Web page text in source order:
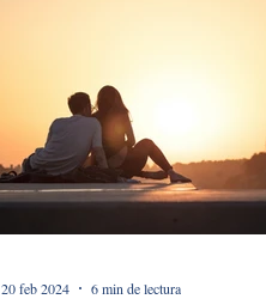
20 feb 2024 6 min de lectura